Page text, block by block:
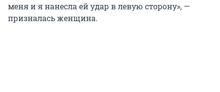
меня и я нанесла ей удар в левую сторону», —
призналась женщина.